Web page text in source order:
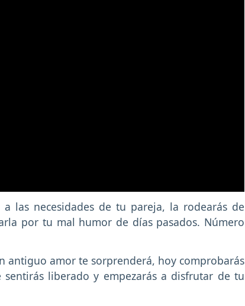
a las necesidades de tu pareja, la rodearás de
por tu mal humor de días pasados. Número
antiguo amor te sorprenderá, hoy comprobarás
liberado y empezarás a disfrutar de tu